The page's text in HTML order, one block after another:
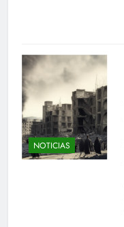
NOTICIAS